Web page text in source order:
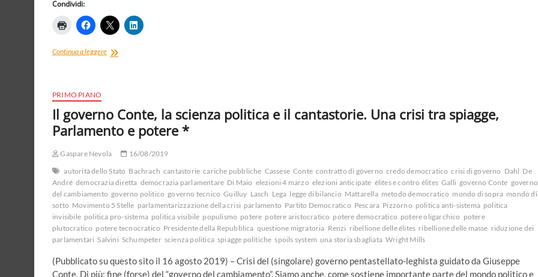
Condividi:
Continua a leggereMigrazioni,
democrazia
guercia
PRIMO PIANO
Il governo Conte, la scienza politica e il cantastorie. Una crisi tra spiagge,
Parlamento e potere *
Gaspare Nevola
16/08/2019
autorità dello Stato Bachrach cantastorie cariche pubbliche Cassese Conte contratto di governo credo democratico crisi di governo Dahl De
André democrazia diretta democrazia parlamentare Di Maio elezioni 4 marzo elezioni anticipate élites e contro élites Galli governo Conte governo
del cambiamento governo politico governo tecnico Guilluy Lasch Lega legge di bilancio Mattarella metodo democratico mondo di sopra mondo di
sotto Movimento 5 Stelle parlamentarizzazione della crisi parlamento Partito Democratico Pescara Pizzorno politica anti-sistema politica
invisibile politica pro-sistema politica visibile populismo potere potere aristocratico potere democratico potere oligarchico potere
plutocratico potere tecnocratico Presidente della Repubblica questione migratoria Renzi ribellione delle élites ribellione delle masse riduzione dei
parlamentari Salvini Schumpeter scienza politica spiagge politiche spoils system una storia sbagliata Wright Mills
(Pubblicato su questo sito il 16 agosto 2019) – Crisi del (singolare) governo pentastellato-leghista guidato da Giuseppe
Conte. Di più: fine (forse) del “governo del cambiamento”. Siamo anche, come sostiene importante parte del mondo politico e